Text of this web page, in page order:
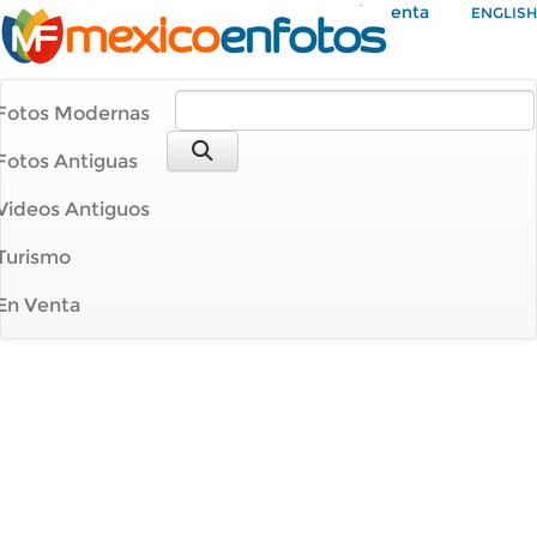
Mi Cuenta ENGLISH
Modernas
Antiguas
Antiguos
Venta